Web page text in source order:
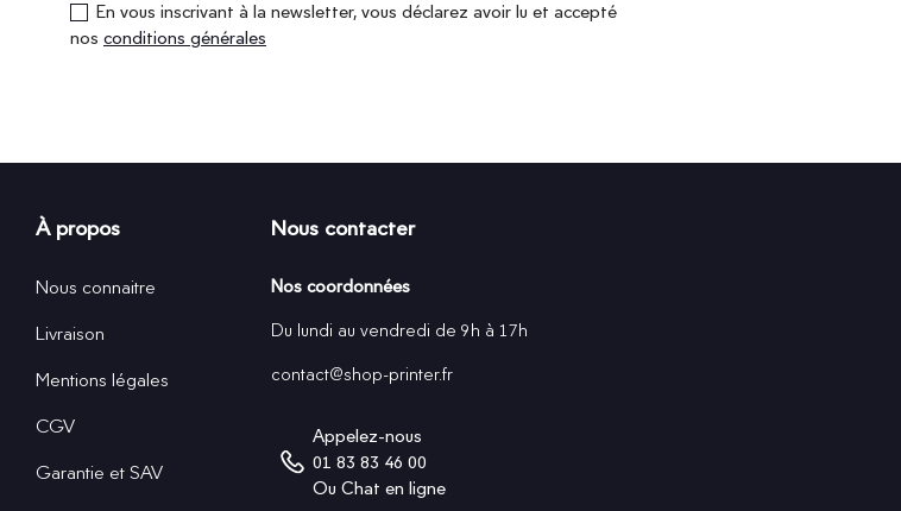
En vous inscrivant à la newsletter, vous déclarez avoir lu et accepté
nos conditions générales
À propos
Nous connaitre
Livraison
Mentions légales
CGV
Garantie et SAV
Nous contacter
Nos coordonnées
Du lundi au vendredi de 9h à 17h
contact@shop-printer.fr
Appelez-nous
01 83 83 46 00
Ou Chat en ligne